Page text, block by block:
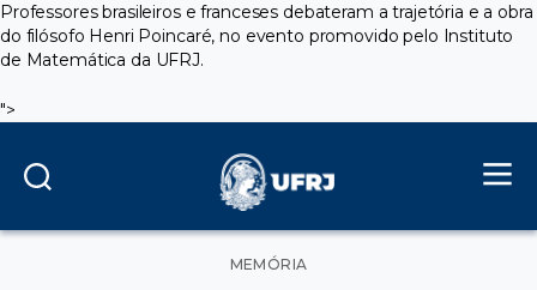
Professores brasileiros e franceses debateram a trajetória e a obra
do filósofo Henri Poincaré, no evento promovido pelo Instituto
de Matemática da UFRJ.
">
Categorias
MEMÓRIA